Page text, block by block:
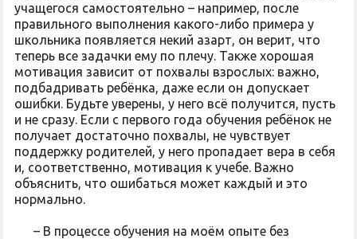
учащегося самостоятельно – например, после
правильного выполнения какого-либо примера у
школьника появляется некий азарт, он верит, что
теперь все задачки ему по плечу. Также хорошая
мотивация зависит от похвалы взрослых: важно,
подбадривать ребёнка, даже если он допускает
ошибки. Будьте уверены, у него всё получится, пусть
и не сразу. Если с первого года обучения ребёнок не
получает достаточно похвалы, не чувствует
поддержку родителей, у него пропадает вера в себя
и, соответственно, мотивация к учебе. Важно
объяснить, что ошибаться может каждый и это
нормально.
– В процессе обучения на моём опыте без